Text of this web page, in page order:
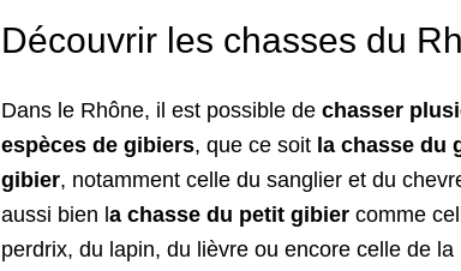
Découvrir les chasses du
Dans le Rhône, il est possible de chasser
espèces de gibiers, que ce soit la chasse du
gibier, notamment celle du sanglier et du
aussi bien l a chasse du petit gibier comme
perdrix, du lapin, du lièvre ou encore celle de la